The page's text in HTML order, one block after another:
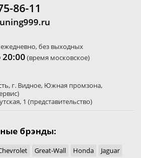
86-11
ежедневно, без выходных
20:00 (время московское)
, г. Видное, Южная промзона,
1 (представительство)
брэнды:
Great-Wall Honda
Jaguar